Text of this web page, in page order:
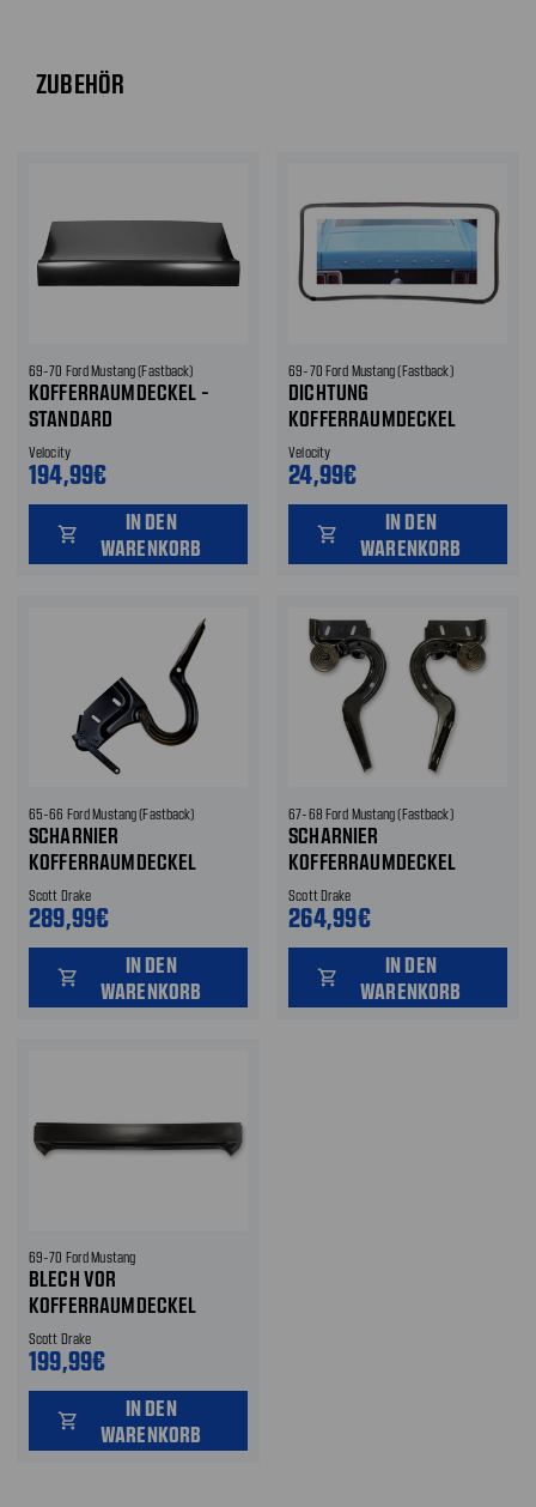
ZUBEHÖR
69-70 Ford Mustang (Fastback)
KOFFERRAUMDECKEL -
STANDARD
Velocity
194,99€
shopping_cart
IN DEN
WARENKORB
69-70 Ford Mustang (Fastback)
DICHTUNG
KOFFERRAUMDECKEL
Velocity
24,99€
shopping_cart
IN DEN
WARENKORB
65-66 Ford Mustang (Fastback)
SCHARNIER
KOFFERRAUMDECKEL
Scott Drake
289,99€
shopping_cart
IN DEN
WARENKORB
67-68 Ford Mustang (Fastback)
SCHARNIER
KOFFERRAUMDECKEL
Scott Drake
264,99€
shopping_cart
IN DEN
WARENKORB
69-70 Ford Mustang
BLECH VOR
KOFFERRAUMDECKEL
Scott Drake
199,99€
shopping_cart
IN DEN
WARENKORB